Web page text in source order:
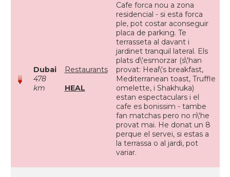
Dubai
478
km
Restaurants
HEAL
Cafe forca nou a zona
residencial - si esta forca
ple, pot costar aconseguir
placa de parking. Te
terrasseta al davant i
jardinet tranquil lateral. Els
plats d\'esmorzar (s\'han
provat: Heal\'s breakfast,
Mediterranean toast, Truffle
omelette, i Shakhuka)
estan espectaculars i el
cafe es bonissim - tambe
fan matchas pero no n\'he
provat mai. He donat un 8
perque el servei, si estas a
la terrassa o al jardi, pot
variar.